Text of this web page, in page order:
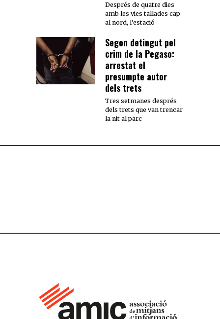
Després de quatre dies
amb les vies tallades cap
al nord, l’estació
Segon detingut pel
crim de la Pegaso:
arrestat el
presumpte autor
dels trets
Tres setmanes després
dels trets que van trencar
la nit al parc